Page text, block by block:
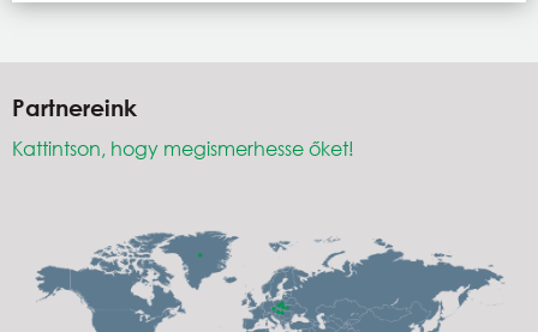
Partnereink
Kattintson, hogy megismerhesse őket!